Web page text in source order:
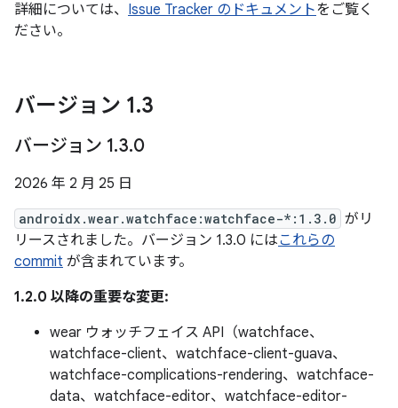
詳細については、 Issue Tracker のドキュメントをご覧く
ださい。
バージョン 1.3
バージョン 1.3.0
2026 年 2 月 25 日
androidx.wear.watchface:watchface-*:1.3.0 がリ
リースされました。バージョン 1.3.0 にはこれらの
commit が含まれています。
1.2.0 以降の重要な変更:
wear ウォッチフェイス API（watchface、
watchface-client、watchface-client-guava、
watchface-complications-rendering、watchface-
data、watchface-editor、watchface-editor-